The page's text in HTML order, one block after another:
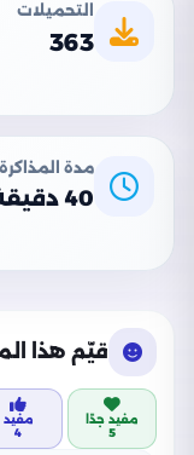
التحميلات
363
مدة
40 دقيقة تقريبًا
قيّم هذا
مفيد جدًا
5
مفيد
4